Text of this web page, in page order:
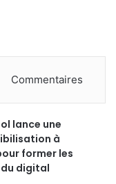
Commentaires
lance une
à
former les
du digital